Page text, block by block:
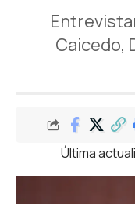
Caicedo,
Última